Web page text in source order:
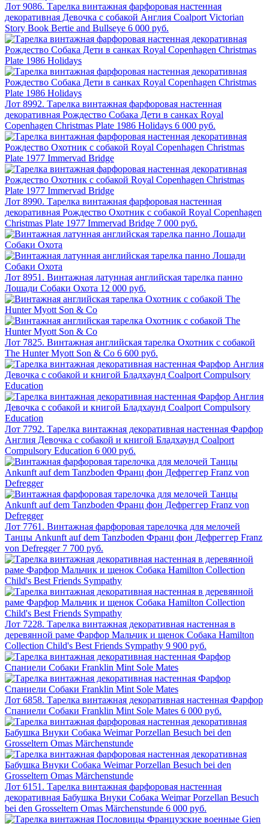
Лот 9086. Тарелка винтажная фарфоровая настенная
декоративная Девочка с собакой Англия Coalport Victorian
Story Book Bertie and Bullseye 6 000 руб.
Лот 8992. Тарелка винтажная фарфоровая настенная
декоративная Рождество Собака Дети в санках Royal
Copenhagen Christmas Plate 1986 Holidays 6 000 руб.
Лот 8990. Тарелка винтажная фарфоровая настенная
декоративная Рождество Охотник с собакой Royal Copenhagen
Christmas Plate 1977 Immervad Bridge 7 000 руб.
Лот 8951. Винтажная латунная английская тарелка панно
Лошади Собаки Охота 12 000 руб.
Лот 7825. Винтажная английская тарелка Охотник с собакой
The Hunter Myott Son & Co 6 600 руб.
Лот 7792. Тарелка винтажная декоративная настенная Фарфор
Англия Девочка с собакой и книгой Бладхаунд Coalport
Compulsory Education 6 000 руб.
Лот 7761. Винтажная фарфоровая тарелочка для мелочей
Танцы Ankunft auf dem Tanzboden Франц фон Дефреггер Franz
von Defregger 7 700 руб.
Лот 7228. Тарелка винтажная декоративная настенная в
деревянной раме Фарфор Мальчик и щенок Собака Hamilton
Collection Child's Best Friends Sympathy 9 900 руб.
Лот 6858. Тарелка винтажная декоративная настенная Фарфор
Спаниели Собаки Franklin Mint Sole Mates 6 000 руб.
Лот 6151. Тарелка винтажная фарфоровая настенная
декоративная Бабушка Внуки Собака Weimar Porzellan Besuch
bei den Grosseltern Omas Märchenstunde 6 000 руб.